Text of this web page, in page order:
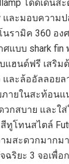
โดดเด่นส
และมอบความ
รามิค 360 อง
ศแบบ shark
ฮนด์ฟรี เสริม
และล้ออัลลอย
ายในสะท้อนแ
กสบาย และใ
ทูโทนสไตล์
สะดวกมากม
ฉริยะ 3 จอเพื่อ